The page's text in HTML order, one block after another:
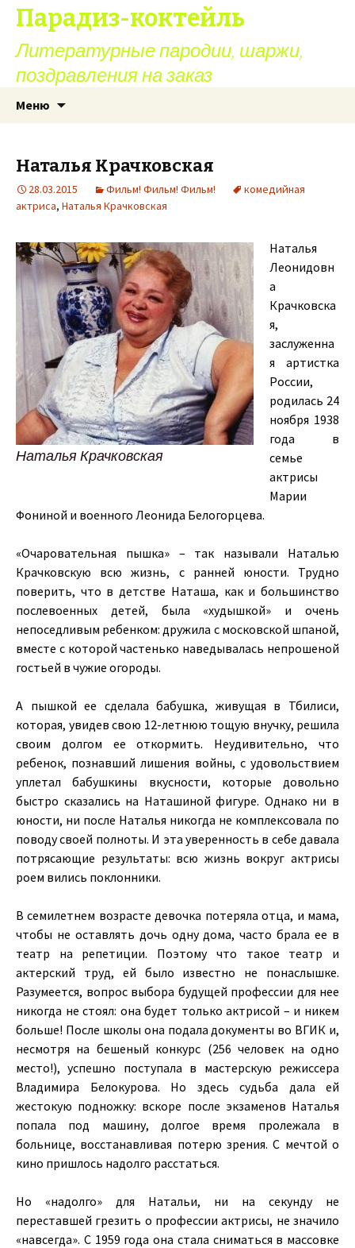
Парадиз-коктейль
Литературные пародии, шаржи,
поздравления на заказ
Меню
Наталья Крачковская
28.03.2015 Фильм! Фильм! Фильм!
комедийная
актриса, Наталья Крачковская
Наталья Крачковская
Наталья
Леонидовн
а
Крачковска
я,
заслуженна
я артистка
России,
родилась 24
ноября 1938
года в
семье
актрисы
Марии
Фониной и военного Леонида Белогорцева.
«Очаровательная пышка» – так называли Наталью
Крачковскую всю жизнь, с ранней юности. Трудно
поверить, что в детстве Наташа, как и большинство
послевоенных детей, была «худышкой» и очень
непоседливым ребенком: дружила с московской шпаной,
вместе с которой частенько наведывалась непрошеной
гостьей в чужие огороды.
А пышкой ее сделала бабушка, живущая в Тбилиси,
которая, увидев свою 12-летнюю тощую внучку, решила
своим долгом ее откормить. Неудивительно, что
ребенок, познавший лишения войны, с удовольствием
уплетал бабушкины вкусности, которые довольно
быстро сказались на Наташиной фигуре. Однако ни в
юности, ни после Наталья никогда не комплексовала по
поводу своей полноты. И эта уверенность в себе давала
потрясающие результаты: всю жизнь вокруг актрисы
роем вились поклонники.
В семилетнем возрасте девочка потеряла отца, и мама,
чтобы не оставлять дочь одну дома, часто брала ее в
театр на репетиции. Поэтому что такое театр и
актерский труд, ей было известно не понаслышке.
Разумеется, вопрос выбора будущей профессии для нее
никогда не стоял: она будет только актрисой – и никем
больше! После школы она подала документы во ВГИК и,
несмотря на бешеный конкурс (256 человек на одно
место!), успешно поступала в мастерскую режиссера
Владимира Белокурова. Но здесь судьба дала ей
жестокую подножку: вскоре после экзаменов Наталья
попала под машину, долгое время пролежала в
больнице, восстанавливая потерю зрения. С мечтой о
кино пришлось надолго расстаться.
Но «надолго» для Натальи, ни на секунду не
переставшей грезить о профессии актрисы, не значило
«навсегда». С 1959 года она стала сниматься в массовке